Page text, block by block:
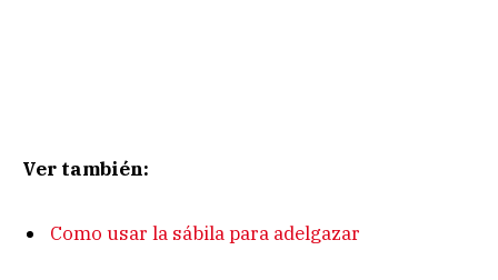
Ver también:
Como usar la sábila para adelgazar